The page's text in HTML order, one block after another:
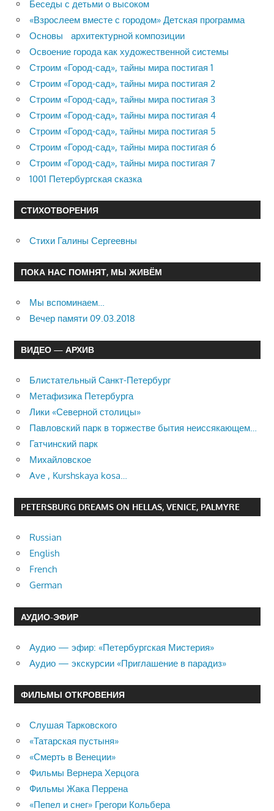
Беседы с детьми о высоком
«Взрослеем вместе с городом» Детская программа
Основы архитектурной композиции
Освоение города как художественной системы
Строим «Город-сад», тайны мира постигая 1
Строим «Город-сад», тайны мира постигая 2
Строим «Город-сад», тайны мира постигая 3
Строим «Город-сад», тайны мира постигая 4
Строим «Город-сад», тайны мира постигая 5
Строим «Город-сад», тайны мира постигая 6
Строим «Город-сад», тайны мира постигая 7
1001 Петербургская сказка
СТИХОТВОРЕНИЯ
Стихи Галины Сергеевны
ПОКА НАС ПОМНЯТ, МЫ ЖИВЁМ
Мы вспоминаем…
Вечер памяти 09.03.2018
ВИДЕО — АРХИВ
Блистательный Санкт-Петербург
Метафизика Петербурга
Лики «Северной столицы»
Павловский парк в торжестве бытия неиссякающем…
Гатчинский парк
Михайловское
Ave , Kurshskaya kosa…
PETERSBURG DREAMS ON HELLAS, VENICE, PALMYRE
Russian
English
French
German
АУДИО-ЭФИР
Аудио — эфир: «Петербургская Мистерия»
Аудио — экскурсии «Приглашение в парадиз»
ФИЛЬМЫ ОТКРОВЕНИЯ
Слушая Тарковского
«Татарская пустыня»
«Смерть в Венеции»
Фильмы Вернера Херцога
Фильмы Жака Перрена
«Пепел и снег» Грегори Кольбера